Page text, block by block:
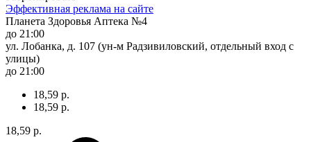
Эффективная реклама на сайте
Планета Здоровья Аптека №4
до 21:00
ул. Лобанка, д. 107 (ун-м Радзивиловский, отдельный вход с
улицы)
до 21:00
18,59 р.
18,59 р.
18,59 р.